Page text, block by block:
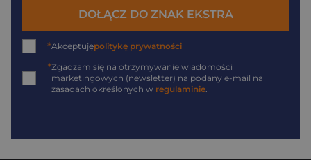
DOŁĄCZ DO ZNAK EKSTRA
*Akceptujępolitykę prywatności
*Zgadzam się na otrzymywanie wiadomości
marketingowych (newsletter) na podany e-mail na
zasadach określonych w regulaminie.